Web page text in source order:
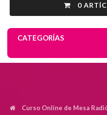
0
CATEGORÍAS
Curso Online de Mesa